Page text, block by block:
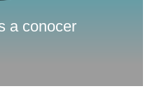
a conocer